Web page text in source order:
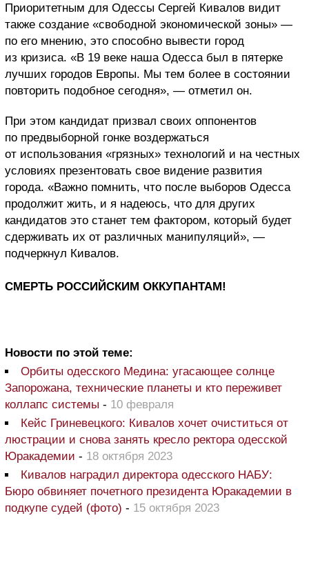
Приоритетным для Одессы Сергей Кивалов видит
также создание «свободной экономической зоны» —
по его мнению, это способно вывести город
из кризиса. «В 19 веке наша Одесса был в пятерке
лучших городов Европы. Мы тем более в состоянии
повторить подобное сегодня», — отметил он.
При этом кандидат призвал своих оппонентов
по предвыборной гонке воздержаться
от использования «грязных» технологий и на честных
условиях презентовать свое видение развития
города. «Важно помнить, что после выборов Одесса
продолжит жить, и я надеюсь, что для других
кандидатов это станет тем фактором, который будет
сдерживать их от различных манипуляций», —
подчеркнул Кивалов.
СМЕРТЬ РОССИЙСКИМ ОККУПАНТАМ!
Новости по этой теме:
Орбиты одесского Медина: угасающее солнце
Запорожана, технические планеты и кто переживет
коллапс системы - 10 февраля
Кейс Гриневецкого: Кивалов хочет очиститься от
люстрации и снова занять кресло ректора одесской
Юракадемии - 18 октября 2023
Кивалов наградил директора одесского НАБУ:
Бюро обвиняет почетного президента Юракадемии в
подкупе судей (фото) - 15 октября 2023